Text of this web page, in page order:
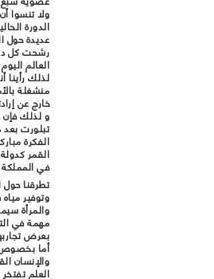
ولا تنسوا
الدورة
عديدة حول
رشحت كل
العالم
لذلك رأينا
منشغلة
خارج عن
و لذلك فإن
تبلورت
الفكرة
القمر
في المملكة
تطرقنا حول
وتوفير
والمرأة
مهمة في
بعرض
أما بخصوص
والإنسان
العلم